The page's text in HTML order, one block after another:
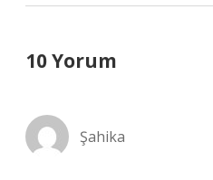
10 Yorum
Şahika